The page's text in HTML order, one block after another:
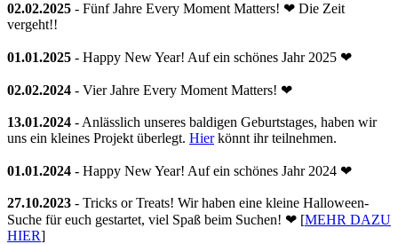
02.02.2025 - Fünf Jahre Every Moment Matters! ❤ Die Zeit
vergeht!!
01.01.2025 - Happy New Year! Auf ein schönes Jahr 2025 ❤
02.02.2024 - Vier Jahre Every Moment Matters! ❤
13.01.2024 - Anlässlich unseres baldigen Geburtstages, haben wir
uns ein kleines Projekt überlegt. Hierkönnt ihr teilnehmen.
01.01.2024 - Happy New Year! Auf ein schönes Jahr 2024 ❤
27.10.2023 - Tricks or Treats! Wir haben eine kleine Halloween-
Suche für euch gestartet, viel Spaß beim Suchen! ❤ [MEHR DAZU
HIER]